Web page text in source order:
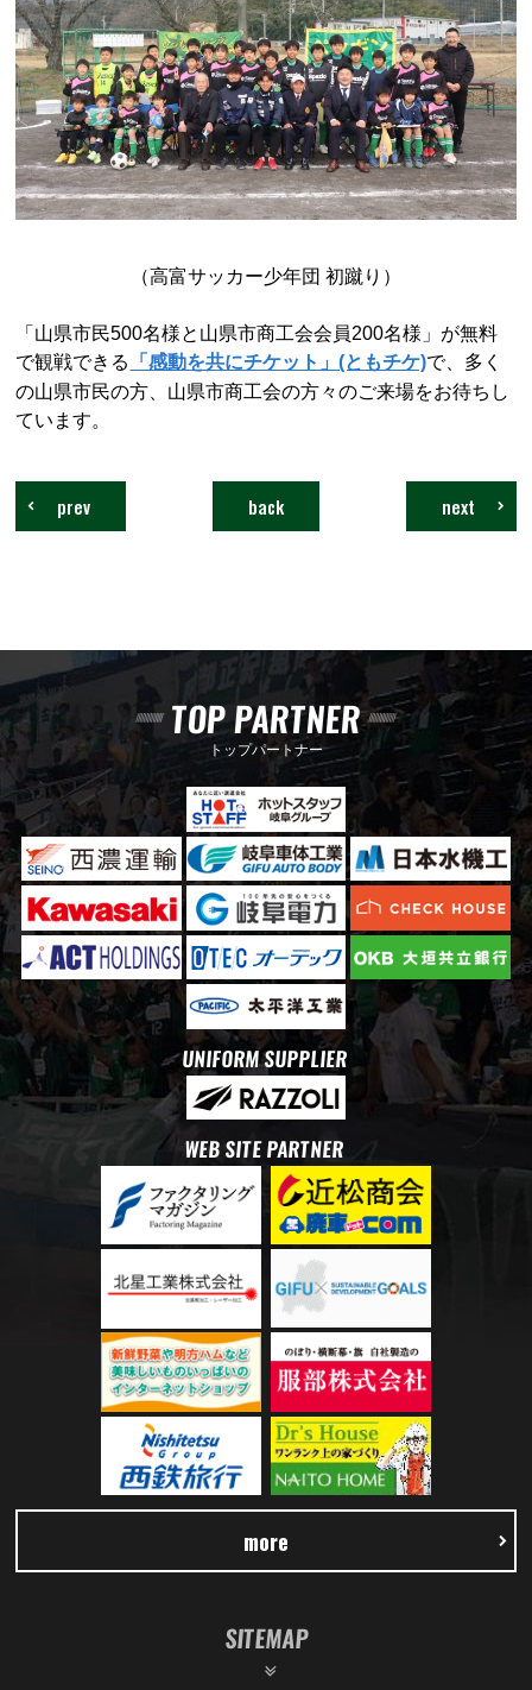
（高富サッカー少年団 初蹴り）
「山県市民500名様と山県市商工会会員200名様」が無料
で観戦できる
「感動を共にチケット」(ともチケ)で、多く
の山県市民の方、山県市商工会の方々のご来場をお待ちし
ています。
next
back
prev
TOP PARTNER
トップパートナー
UNIFORM SUPPLIER
WEB SITE PARTNER
more
SITEMAP